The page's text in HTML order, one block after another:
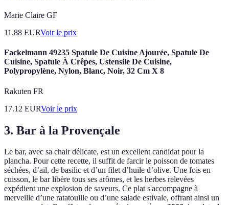
Marie Claire GF
11.88 EURVoir le prix
Fackelmann 49235 Spatule De Cuisine Ajourée, Spatule De
Cuisine, Spatule À Crêpes, Ustensile De Cuisine,
Polypropylène, Nylon, Blanc, Noir, 32 Cm X 8
Rakuten FR
17.12 EURVoir le prix
3. Bar à la Provençale
Le bar, avec sa chair délicate, est un excellent candidat pour la
plancha. Pour cette recette, il suffit de farcir le poisson de tomates
séchées, d’ail, de basilic et d’un filet d’huile d’olive. Une fois en
cuisson, le bar libère tous ses arômes, et les herbes relevées
expédient une explosion de saveurs. Ce plat s'accompagne à
merveille d’une ratatouille ou d’une salade estivale, offrant ainsi un